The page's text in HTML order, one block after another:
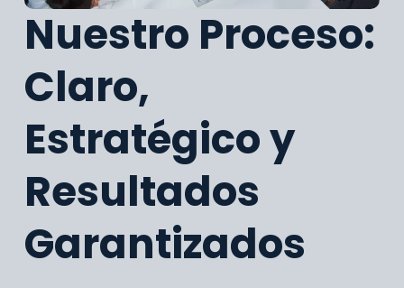
Nuestro Proceso:
Claro,
Estratégico y
Resultados
Garantizados